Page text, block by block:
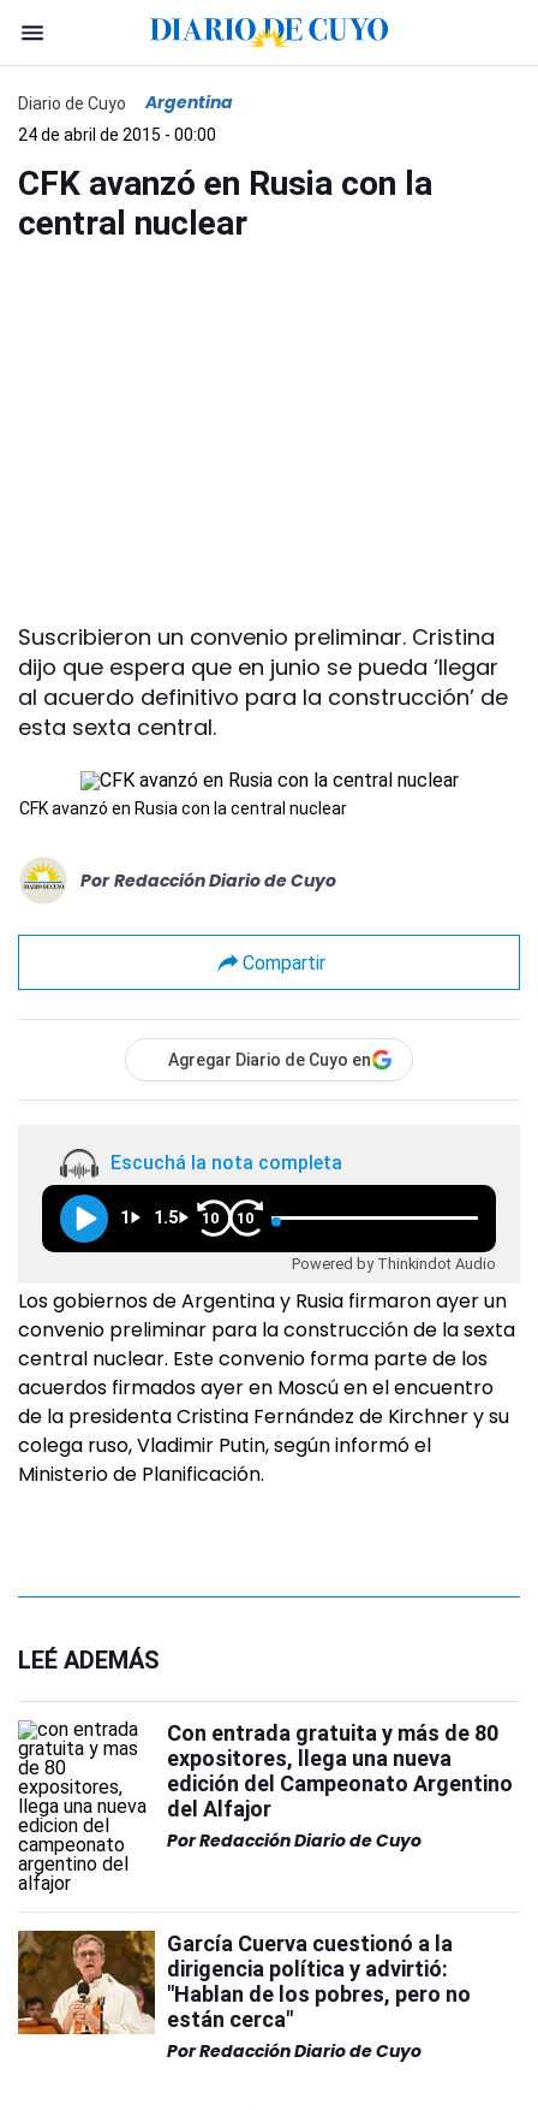
Diario de Cuyo Argentina
24 de abril de 2015 - 00:00
CFK avanzó en Rusia con la
central nuclear
Suscribieron un convenio preliminar. Cristina
dijo que espera que en junio se pueda ‘llegar
al acuerdo definitivo para la construcción’ de
esta sexta central.
CFK avanzó en Rusia con la central nuclear
Por Redacción Diario de Cuyo
Compartir
Agregar Diario de Cuyo en
Escuchá la nota completa
1 1.5 10 10
Powered by Thinkindot Audio
Los gobiernos de Argentina y Rusia firmaron ayer un
convenio preliminar para la construcción de la sexta
central nuclear. Este convenio forma parte de los
acuerdos firmados ayer en Moscú en el encuentro
de la presidenta Cristina Fernández de Kirchner y su
colega ruso, Vladimir Putin, según informó el
Ministerio de Planificación.
LEÉ ADEMÁS
Con entrada gratuita y más de 80
expositores, llega una nueva
edición del Campeonato Argentino
del Alfajor
PorRedacción Diario de Cuyo
García Cuerva cuestionó a la
dirigencia política y advirtió:
"Hablan de los pobres, pero no
están cerca"
PorRedacción Diario de Cuyo